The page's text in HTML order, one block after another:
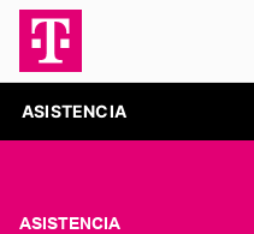
ASISTENCIA
ASISTENCIA